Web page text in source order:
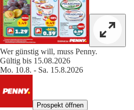
Wer günstig will, muss Penny.
Gültig bis 15.08.2026
Mo. 10.8. - Sa. 15.8.2026
Prospekt öffnen